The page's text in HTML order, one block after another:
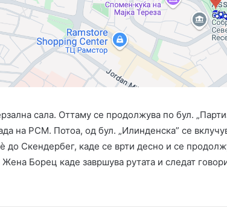
сала. Оттаму се продолжува по бул.
на РСМ. Потоа, од бул. „Илинденска” се
до Скендербег, каде се врти десно и се
Борец каде завршува рутата и следат